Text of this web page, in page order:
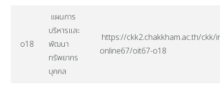
o18
แผนการ
บริหารและ
พัฒนา
ทรัพยากร
บุคคล
https://ckk2.chakkham.ac.th/
online67/oit67-o18